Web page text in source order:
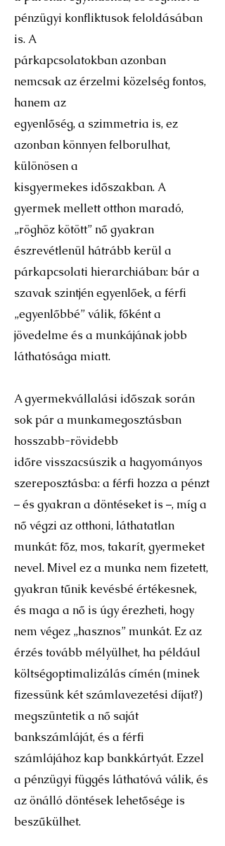
pénzügyi konfliktusok feloldásában
is. A
párkapcsolatokban azonban
nemcsak az érzelmi közelség fontos,
hanem az
egyenlőség, a szimmetria is, ez
azonban könnyen felborulhat,
különösen a
kisgyermekes időszakban. A
gyermek mellett otthon maradó,
„röghöz kötött” nő gyakran
észrevétlenül hátrább kerül a
párkapcsolati hierarchiában: bár a
szavak szintjén egyenlőek, a férfi
„egyenlőbbé” válik, főként a
jövedelme és a munkájának jobb
láthatósága miatt.
A gyermekvállalási időszak során
sok pár a munkamegosztásban
hosszabb-rövidebb
időre visszacsúszik a hagyományos
szereposztásba: a férfi hozza a pénzt
– és gyakran a döntéseket is –, míg a
nő végzi az otthoni, láthatatlan
munkát: főz, mos, takarít, gyermeket
nevel. Mivel ez a munka nem fizetett,
gyakran tűnik kevésbé értékesnek,
és maga a nő is úgy érezheti, hogy
nem végez „hasznos” munkát. Ez az
érzés tovább mélyülhet, ha például
költségoptimalizálás címén (minek
fizessünk két számlavezetési díjat?)
megszüntetik a nő saját
bankszámláját, és a férfi
számlájához kap bankkártyát. Ezzel
a pénzügyi függés láthatóvá válik, és
az önálló döntések lehetősége is
beszűkülhet.